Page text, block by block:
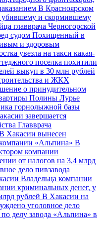
В Красноярском
убившему и скормившему
главврача Черногорской
судом Похищенный в
и здоровым
увезла на такси какая-
поселка похитили
выкуп в 30 млн рублей
и ЖКХ
о принудительном
Полины Лурье
горнолыжной базы
завершается
Главврача
Хакасии вынесен
«Альпина» В
компании
от налогов на 3,4 млрд
дело пивзавода
Владельца компании
криминальных денег, у
рублей В Хакасии на
уголовное дело
делу завода «Альпина» в